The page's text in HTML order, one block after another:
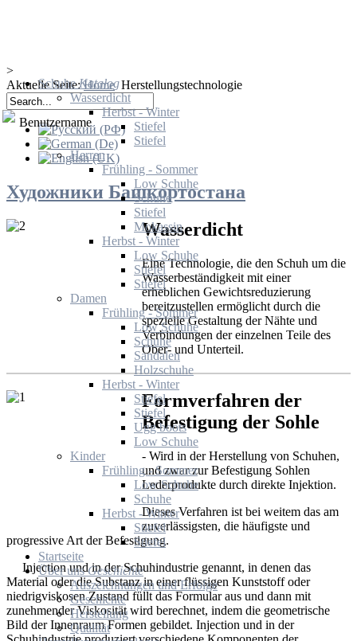
SchuheKatalog
Wasserdicht
Herbst - Winter
Stiefel
Stiefel
Herren
Frühling - Sommer
Low Schuhe
Schuhe
Stiefel
Mokassin
Herbst - Winter
Low Schuhe
Stiefel
Stiefel
Damen
Frühling - Sommer
Low Schuhe
Schuhe
Sandalen
Holzschuhe
Herbst - Winter
Stiefel
Stiefel
Ugg boots
Low Schuhe
Kinder
Frühling - Sommer
Low Schuhe
Schuhe
Herbst - Winter
Stiefel
Stiefel
Startseite
Über unsGeschichte
Auszeichnungen und Erfolge
Geschichte
Herstellung
Qualität
>
Aktuelle Seite:Home Herstellungstechnologie
Benutzername
Художники Башкортостана
Wasserdicht
Eine Technologie, die den Schuh um die
Wasserbeständigkeit mit einer
erheblichen Gewichtsreduzierung
bereitzustellen ermöglicht durch die
spezielle Gestaltung der Nähte und
Verbindungen der einzelnen Teile des
Ober- und Unterteil.
Formverfahren der
Befestigung der Sohle
- Wird in der Herstellung von Schuhen,
und zwar zur Befestigung Sohlen
Lederprodukte durch direkte Injektion.
Dieses Verfahren ist bei weitem das am
zuverlässigsten, die häufigste und
progressive Art der Befestigung.
Injection und in der Schuhindustrie genannt, in denen das
Material oder die Substanz in einer flüssigen Kunststoff oder
niedrigviskosen Zustand füllt das Formular aus und dann mit
zunehmender Viskosität wird berechnet, indem die geometrische
Bild der Innenraum Formen gebildet. Injection und in der